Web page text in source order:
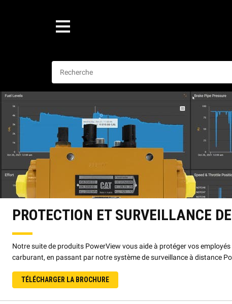
PROTECTION ET SURVEILLANCE
Notre suite de produits PowerView vous aide à protéger vos
carburant, en passant par notre système de surveillance à distance
TÉLÉCHARGER LA BROCHURE